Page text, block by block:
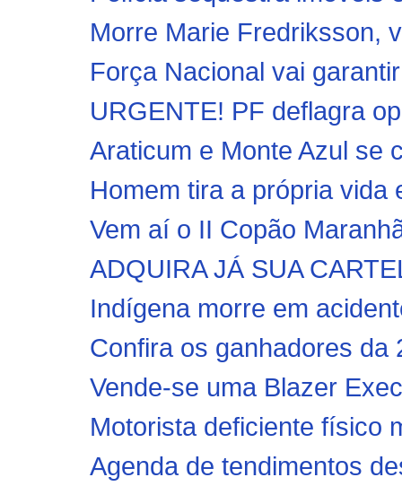
Morre Marie Fredriksson,
Força Nacional vai
URGENTE! PF deflagra
Araticum e Monte Azul se
Homem tira a própria vida
Vem aí o II Copão
ADQUIRA JÁ SUA
Indígena morre em
Confira os ganhadores da
Vende-se uma Blazer
Motorista deficiente físico
Agenda de tendimentos